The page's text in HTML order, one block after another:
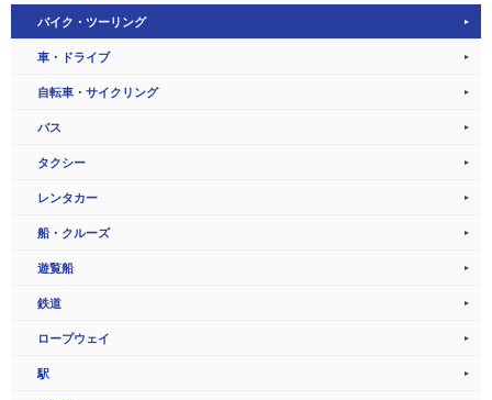
バイク・ツーリング
車・ドライブ
自転車・サイクリング
バス
タクシー
レンタカー
船・クルーズ
遊覧船
鉄道
ロープウェイ
駅